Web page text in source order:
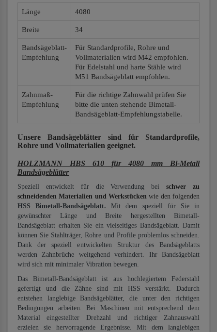
Länge 4080
Breite 34
Bandsägeblatt-
Empfehlung
Für Standardprofile, Rohre und
Vollmaterialien wird M42 empfohlen.
Für Edelstahl und harte Stähle wird
M51 Bandsägeblatt empfohlen.
Zahnmaß-
Empfehlung
Für die richtige Zahnwahl prüfen Sie
bitte die unten stehende Bimetall-
Bandsägeblatt-Empfehlungstabelle.
Unsere Bandsägeblätter sind für Standardprofile,
Rohre und Vollmaterialien geeignet.
HOLZMANN HBS 610 für 4080 mm Bi-Metall
Bandsägeblätter
Speziell entwickelt für die Verwendung beischwer zu
schneidenden Materialien und Werkstücken wie den folgenden
HSS Bimetall-Bandsägeblatt. Mit dem speziell für Sie in
gewünschter Länge und Breite hergestellten Bimetall-
Bandsägeblatt erhalten Sie ein vielseitiges Bandsägeblatt. Damit
können Sie Stahlträger, Rohre und Profile problemlos schneiden.
Dank der speziell entwickelten Struktur des Bandsägeblatts
werden Zahnbrüche weitgehend verhindert. Ihr Bandsägeblatt
wird sich mit minimaler Vibration bewegen.
Das Bimetall-Bandsägeblatt ist aus hochlegiertem Federstahl
gefertigt und die Zähne sind mit HSS verstärkt. Dadurch
entstehen langlebige Bandsägeblätter, die unter den richtigen
Bedingungen arbeiten. Bei Maschinen mit entsprechend dem
Material eingestellter Drehzahl und richtiger Zahnauswahl
erzielen sie hervorragende Ergebnisse. Mit dem langlebigen